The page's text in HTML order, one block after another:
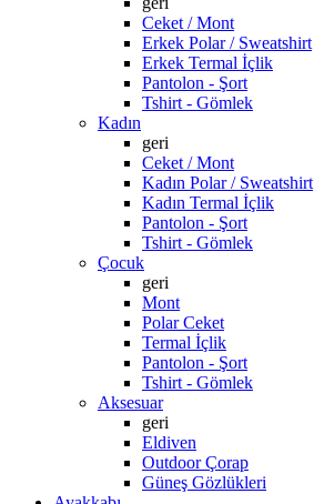
Ceket / Mont
Erkek Polar / Sweatshirt
Erkek Termal İçlik
Pantolon - Şort
Tshirt - Gömlek
Kadın
geri
Ceket / Mont
Kadın Polar / Sweatshirt
Kadın Termal İçlik
Pantolon - Şort
Tshirt - Gömlek
Çocuk
geri
Mont
Polar Ceket
Termal İçlik
Pantolon - Şort
Tshirt - Gömlek
Aksesuar
geri
Eldiven
Outdoor Çorap
Güneş Gözlükleri